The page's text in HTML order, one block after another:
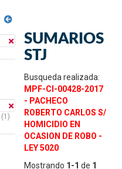
(1)
SUMARIOS
STJ
Busqueda realizada:
MPF-CI-00428-2017
- PACHECO
ROBERTO CARLOS S/
HOMICIDIO EN
OCASION DE ROBO -
LEY 5020
Mostrando 1-1 de 1